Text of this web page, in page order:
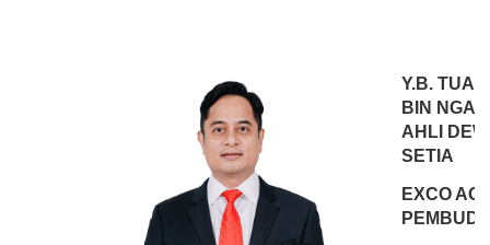
Y.B.
BIN NGAH
AHLI
SETIA
EXCO